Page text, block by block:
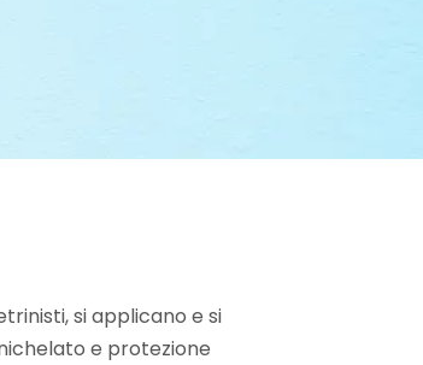
si applicano e si
e protezione